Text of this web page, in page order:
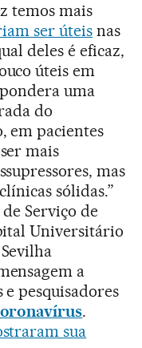
temos mais
ser úteis nas
deles é eficaz,
úteis em
uma
do
em pacientes
mais
mas
sólidas.”
Serviço de
Universitário
a
pesquisadores
.
sua